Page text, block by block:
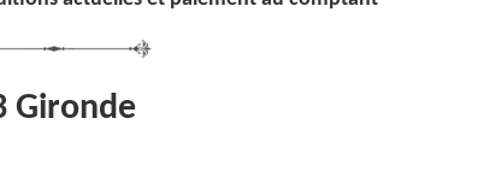
Gironde